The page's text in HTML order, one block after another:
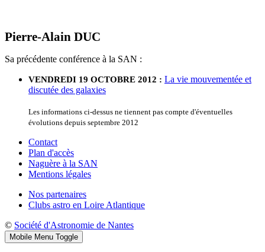
Pierre-Alain DUC
Sa précédente conférence à la SAN :
VENDREDI 19 OCTOBRE 2012 : La vie mouvementée et
discutée des galaxies
Les informations ci-dessus ne tiennent pas compte d'éventuelles
évolutions depuis septembre 2012
Contact
Plan d'accès
Naguère à la SAN
Mentions légales
Nos partenaires
Clubs astro en Loire Atlantique
© Société d'Astronomie de Nantes
Mobile Menu Toggle